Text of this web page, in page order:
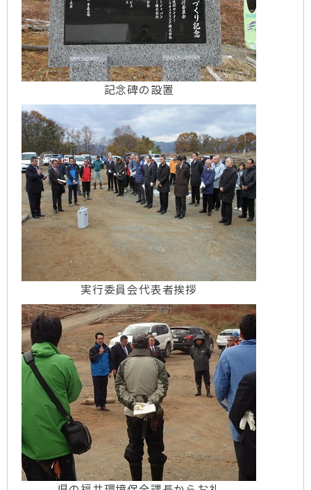
記念碑の設置
実行委員会代表者挨拶